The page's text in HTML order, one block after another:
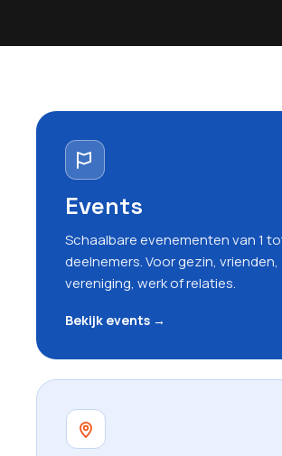
Events
Schaalbare evenementen van 1
deelnemers. Voor gezin, vrienden,
vereniging, werk of relaties.
Bekijk events →